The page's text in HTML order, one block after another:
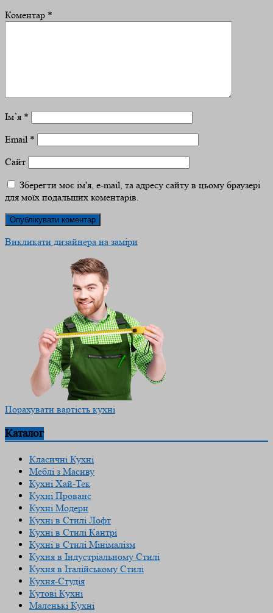
Коментар *
Ім’я *
Email *
Сайт
Зберегти моє ім'я, e-mail, та адресу сайту в цьому браузері
для моїх подальших коментарів.
Викликати дизайнера на заміри
Порахувати вартість кухні
Каталог
Класичні Кухні
Меблі з Масиву
Кухні Хай-Тек
Кухні Прованс
Кухні Модерн
Кухні в Стилі Лофт
Кухні в Стилі Кантрі
Кухні в Стилі Мінімалізм
Кухня в Індустріальному Стилі
Кухня в Італійському Стилі
Кухня-Студія
Кутові Кухні
Маленькі Кухні